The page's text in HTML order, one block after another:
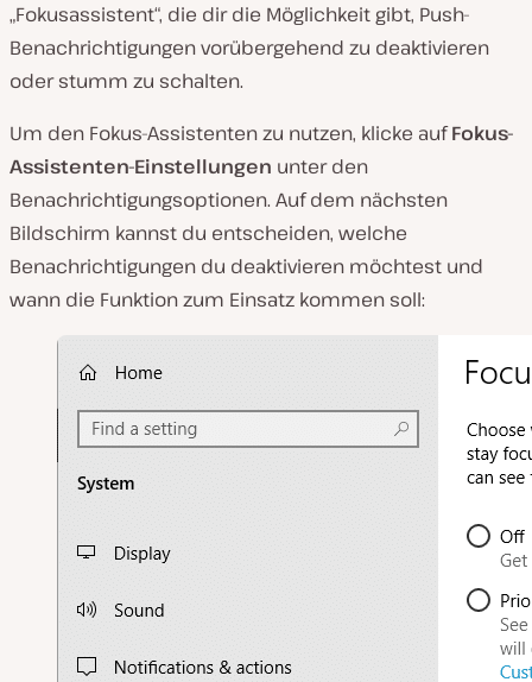
„Fokusassistent“, die dir die Möglichkeit gibt, Push-
Benachrichtigungen vorübergehend zu deaktivieren
oder stumm zu schalten.
Um den Fokus-Assistenten zu nutzen, klicke aufFokus-
Assistenten-Einstellungen unter den
Benachrichtigungsoptionen. Auf dem nächsten
Bildschirm kannst du entscheiden, welche
Benachrichtigungen du deaktivieren möchtest und
wann die Funktion zum Einsatz kommen soll: